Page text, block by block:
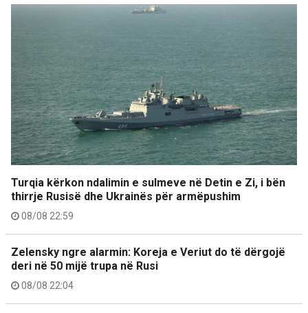
Turqia kërkon ndalimin e sulmeve në Detin e Zi, i bën
thirrje Rusisë dhe Ukrainës për armëpushim
08/08 22:59
Zelensky ngre alarmin: Koreja e Veriut do të dërgojë
deri në 50 mijë trupa në Rusi
08/08 22:04